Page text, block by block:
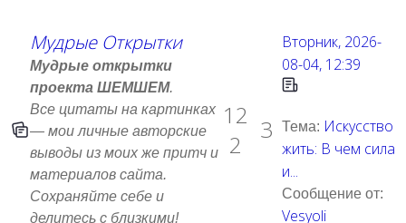
Мудрые Открытки
Мудрые открытки
проекта ШЕМШЕМ.
Все цитаты на картинках
— мои личные авторские
выводы из моих же притч и
материалов сайта.
Сохраняйте себе и
делитесь с близкими!
12
2
3
Вторник, 2026-
08-04, 12:39
Тема: Искусство
жить: В чем сила
и...
Сообщение от:
Vesyoli